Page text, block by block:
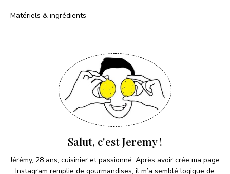
Matériels & ingrédients
Salut, c'est Jeremy !
Jérémy, 28 ans, cuisinier et passionné. Après avoir crée ma page
Instagram remplie de gourmandises, il m’a semblé logique de